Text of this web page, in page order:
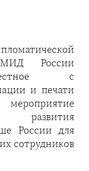
России
с
и печати
развития
России для
сотрудников